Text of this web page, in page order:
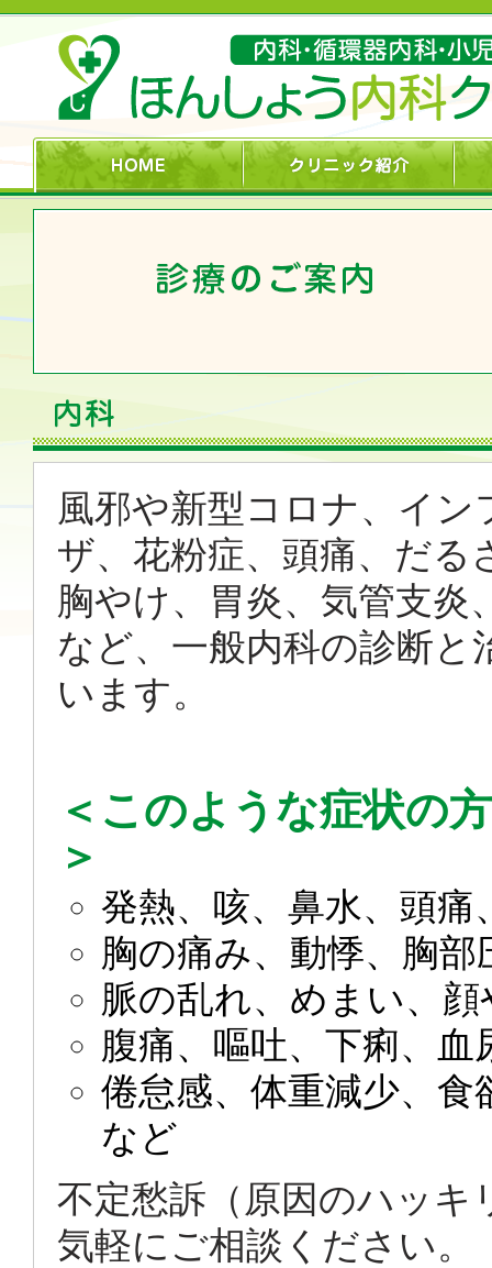
風邪や新型コロナ、イン
ザ、花粉症、頭痛、だる
胸やけ、胃炎、気管支炎
など、一般内科の診断と
います。
＜このような症状の
＞
発熱、咳、鼻水、頭痛
胸の痛み、動悸、胸
脈の乱れ、めまい、
腹痛、嘔吐、下痢、血
倦怠感、体重減少、
など
不定愁訴（原因のハッ
気軽にご相談ください。